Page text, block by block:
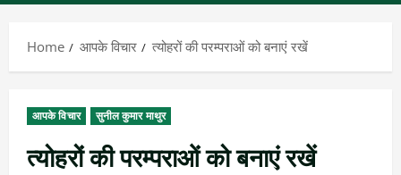
Home आपके विचार त्योहरों की परम्पराओं को बनाएं रखें
आपके विचार सुनील कुमार माथुर
त्योहरों की परम्पराओं को बनाएं रखें